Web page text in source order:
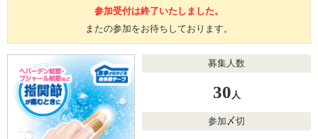
参加受付は終了いたしました。
またの参加をお待ちしております。
募集人数
30人
参加〆切